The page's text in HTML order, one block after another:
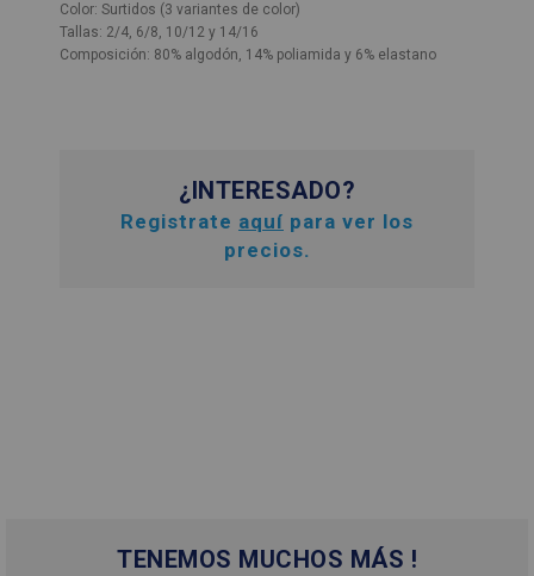
Color: Surtidos (3 variantes de color)
Tallas: 2/4, 6/8, 10/12 y 14/16
Composición: 80% algodón, 14% poliamida y 6% elastano
¿INTERESADO?
Registrate aquí para ver los
precios.
TENEMOS MUCHOS MÁS !